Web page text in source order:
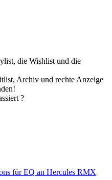
die Wishlist und die
Archiv und rechte Anzeige
?
für EQ an Hercules RMX